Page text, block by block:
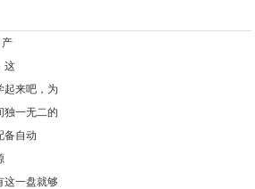
产
这
起来吧，为
独一无二的
备自动
这一盘就够